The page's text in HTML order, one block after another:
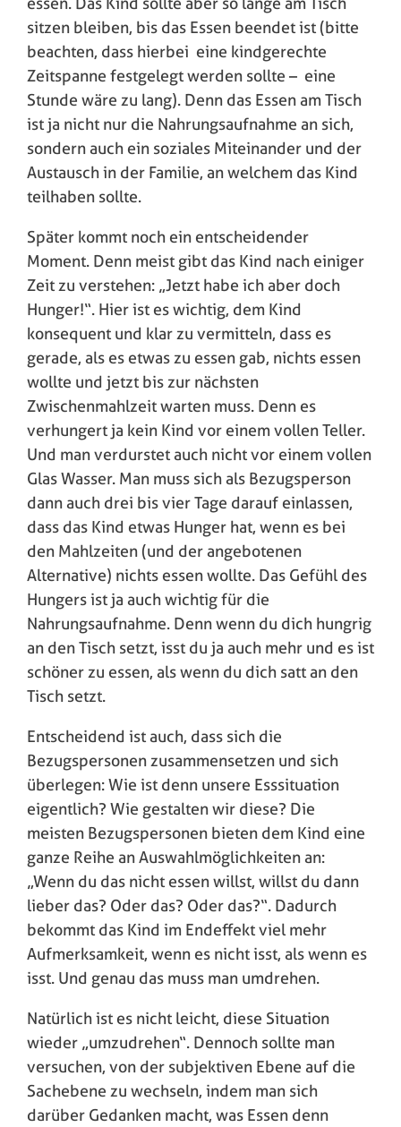
sitzen bleiben, bis das Essen beendet ist (bitte
beachten, dass hierbei eine kindgerechte
Zeitspanne festgelegt werden sollte – eine
Stunde wäre zu lang). Denn das Essen am Tisch
ist ja nicht nur die Nahrungsaufnahme an sich,
sondern auch ein soziales Miteinander und der
Austausch in der Familie, an welchem das Kind
teilhaben sollte.
Später kommt noch ein entscheidender
Moment. Denn meist gibt das Kind nach einiger
Zeit zu verstehen: „Jetzt habe ich aber doch
Hunger!“. Hier ist es wichtig, dem Kind
konsequent und klar zu vermitteln, dass es
gerade, als es etwas zu essen gab, nichts essen
wollte und jetzt bis zur nächsten
Zwischenmahlzeit warten muss. Denn es
verhungert ja kein Kind vor einem vollen Teller.
Und man verdurstet auch nicht vor einem vollen
Glas Wasser. Man muss sich als Bezugsperson
dann auch drei bis vier Tage darauf einlassen,
dass das Kind etwas Hunger hat, wenn es bei
den Mahlzeiten (und der angebotenen
Alternative) nichts essen wollte. Das Gefühl des
Hungers ist ja auch wichtig für die
Nahrungsaufnahme. Denn wenn du dich hungrig
an den Tisch setzt, isst du ja auch mehr und es ist
schöner zu essen, als wenn du dich satt an den
Tisch setzt.
Entscheidend ist auch, dass sich die
Bezugspersonen zusammensetzen und sich
überlegen: Wie ist denn unsere Esssituation
eigentlich? Wie gestalten wir diese? Die
meisten Bezugspersonen bieten dem Kind eine
ganze Reihe an Auswahlmöglichkeiten an:
„Wenn du das nicht essen willst, willst du dann
lieber das? Oder das? Oder das?“. Dadurch
bekommt das Kind im Endeffekt viel mehr
Aufmerksamkeit, wenn es nicht isst, als wenn es
isst. Und genau das muss man umdrehen.
Natürlich ist es nicht leicht, diese Situation
wieder „umzudrehen“. Dennoch sollte man
versuchen, von der subjektiven Ebene auf die
Sachebene zu wechseln, indem man sich
darüber Gedanken macht, was Essen denn